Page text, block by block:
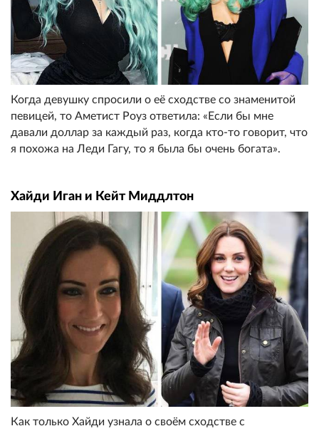
Когда девушку спросили о её сходстве со знаменитой
певицей, то Аметист Роуз ответила: «Если бы мне
давали доллар за каждый раз, когда кто-то говорит, что
я похожа на Леди Гагу, то я была бы очень богата».
Хайди Иган и Кейт Миддлтон
Как только Хайди узнала о своём сходстве с